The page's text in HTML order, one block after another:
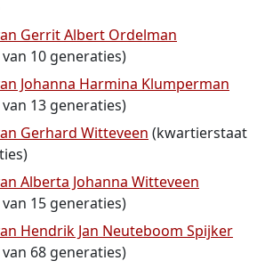
Gerrit Albert Ordelman
10 generaties)
Johanna Harmina Klumperman
13 generaties)
Gerhard Witteveen (kwartierstaat
Alberta Johanna Witteveen
15 generaties)
Hendrik Jan Neuteboom Spijker
68 generaties)